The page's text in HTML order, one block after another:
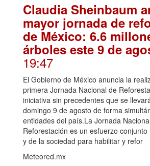
Claudia Sheinbaum
mayor jornada de
de México: 6.6
árboles este 9 de
19:47
El Gobierno de México anuncia la
primera Jornada Nacional de
iniciativa sin precedentes que se
domingo 9 de agosto de forma
entidades del país.La Jornada
Reforestación es un esfuerzo conjunto
y de la sociedad para habilitar y refor
Meteored.mx